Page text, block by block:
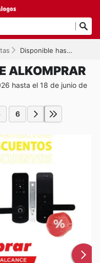
Disponible hasta el 18/06/2026
ALKOMPRAR
hasta el 18 de junio de
6